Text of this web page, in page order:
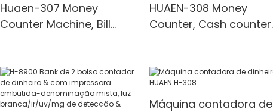
Huaen-307 Money
Counter Machine, Bill
HUAEN-308 Money
Counter, Cash counter
Máquina contadora de